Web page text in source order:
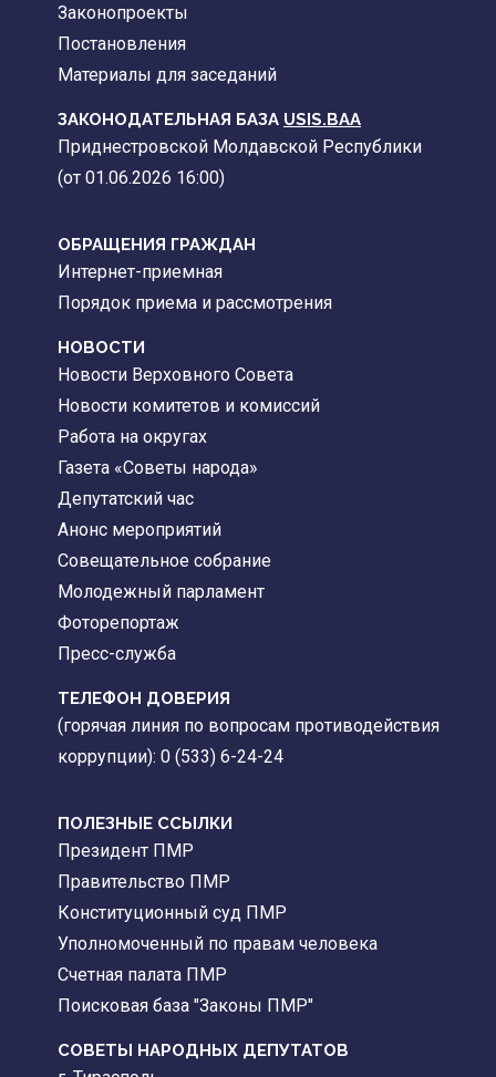
Законопроекты
Постановления
Материалы для заседаний
ЗАКОНОДАТЕЛЬНАЯ БАЗА USIS.BAA
Приднестровской Молдавской Республики
(от 01.06.2026 16:00)
ОБРАЩЕНИЯ ГРАЖДАН
Интернет-приемная
Порядок приема и рассмотрения
НОВОСТИ
Новости Верховного Совета
Новости комитетов и комиссий
Работа на округах
Газета «Советы народа»
Депутатский час
Анонс мероприятий
Совещательное собрание
Молодежный парламент
Фоторепортаж
Пресс-служба
ТЕЛЕФОН ДОВЕРИЯ
(горячая линия по вопросам противодействия
коррупции): 0 (533) 6-24-24
ПОЛЕЗНЫЕ ССЫЛКИ
Президент ПМР
Правительство ПМР
Конституционный суд ПМР
Уполномоченный по правам человека
Счетная палата ПМР
Поисковая база "Законы ПМР"
СОВЕТЫ НАРОДНЫХ ДЕПУТАТОВ